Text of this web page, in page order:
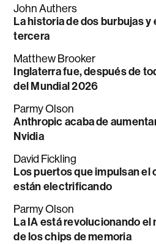
John Authers
La historia de dos burbujas y
tercera
Matthew Brooker
Inglaterra fue, después de
del Mundial 2026
Parmy Olson
Anthropic acaba de
Nvidia
David Fickling
Los puertos que impulsan el
están electrificando
Parmy Olson
La IA está revolucionando el
de los chips de memoria